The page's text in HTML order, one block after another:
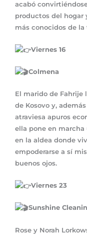
acabó
productos del hogar
más conocidos de
Viernes 16
Colmena
El marido de Fahrije
de Kosovo y,
atraviesa apuros
ella pone en marcha
en la aldea donde
empoderarse a sí
buenos ojos.
Viernes 23
Sunshine
Rose y Norah